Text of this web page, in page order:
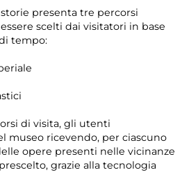
presenta tre percorsi
scelti dai visitatori in base
tempo:
di visita, gli utenti
museo ricevendo, per ciascuno
opere presenti nelle vicinanze
grazie alla tecnologia